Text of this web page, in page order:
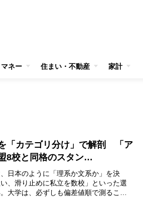
マネー 住まい・不動産 家計
「カテゴリ分け」で解剖 「ア
8校と同格のスタン…
日本のように「理系か文系か」を決
、滑り止めに私立を数校」といった選
大学は、必ずしも偏差値順で測ること